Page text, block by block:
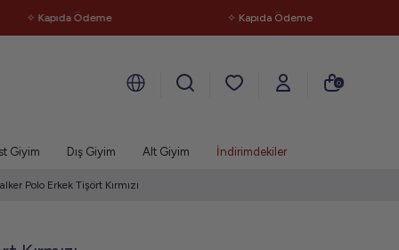
Kapıda Ödeme ✧ Kapıda Ödeme
0
Giyim Dış Giyim Alt Giyim İndirimdekiler
Polo Erkek Tişört Kırmızı